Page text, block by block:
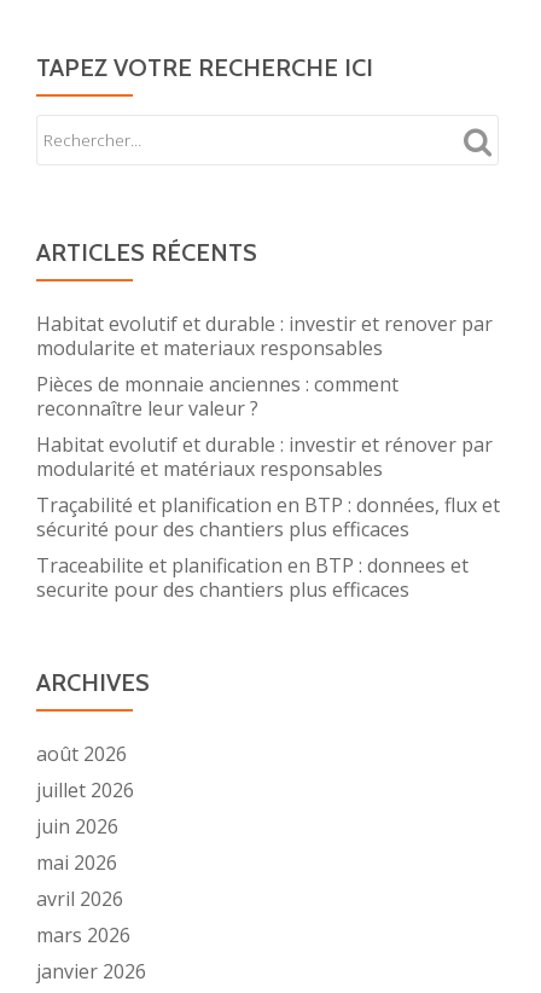
TAPEZ VOTRE RECHERCHE ICI
ARTICLES RÉCENTS
Habitat evolutif et durable : investir et renover par
modularite et materiaux responsables
Pièces de monnaie anciennes : comment
reconnaître leur valeur ?
Habitat evolutif et durable : investir et rénover par
modularité et matériaux responsables
Traçabilité et planification en BTP : données, flux et
sécurité pour des chantiers plus efficaces
Traceabilite et planification en BTP : donnees et
securite pour des chantiers plus efficaces
ARCHIVES
août 2026
juillet 2026
juin 2026
mai 2026
avril 2026
mars 2026
janvier 2026